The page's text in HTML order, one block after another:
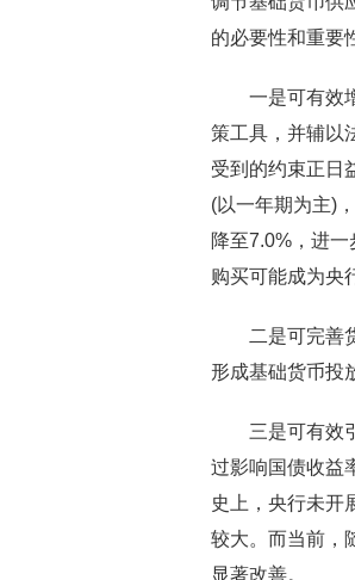
的必要性和重要
一是可有效
策工具，并辅以
受到的约束正日
(以一年期为主)
降至7.0%，进
购买可能成为央
二是可完善
形成基础货币投
三是可有效
过影响国债收益
史上，央行未开
较大。而当前，
显著改善。